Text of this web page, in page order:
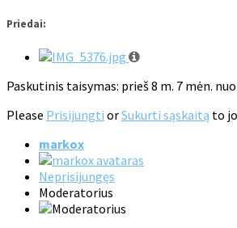
Priedai:
Paskutinis taisymas: prieš 8 m. 7 mėn. nuo
Please Prisijungti orSukurti sąskaitą to
markox
Neprisijungęs
Moderatorius